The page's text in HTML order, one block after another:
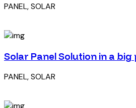
PANEL, SOLAR
Solar Panel Solution in a
PANEL, SOLAR